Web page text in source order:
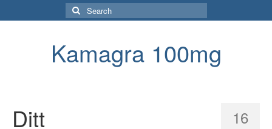
Search
for:
Kamagra 100mg
16
Ditt